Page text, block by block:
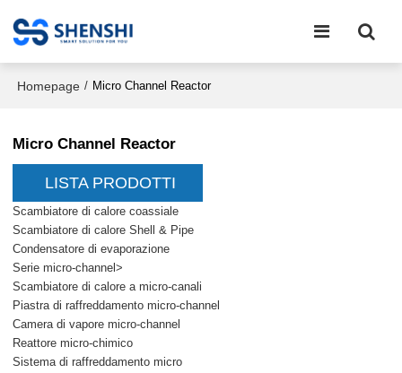
Homepage / Micro Channel Reactor
Micro Channel Reactor
LISTA PRODOTTI
Scambiatore di calore coassiale
Scambiatore di calore Shell & Pipe
Condensatore di evaporazione
Serie micro-channel>
Scambiatore di calore a micro-canali
Piastra di raffreddamento micro-channel
Camera di vapore micro-channel
Reattore micro-chimico
Sistema di raffreddamento micro